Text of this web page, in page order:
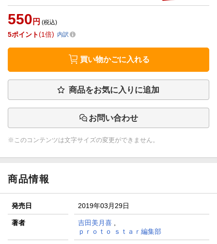
550 円 (税込)
5ポイント 1倍 内訳
買い物かごに入れる
商品をお気に入りに追加
お問い合わせ
※このコンテンツは文字サイズの変更ができません。
商品情報
発売日 2019年03月29日
著者 吉田美月喜,
ｐｒｏｔｏ ｓｔａｒ編集部